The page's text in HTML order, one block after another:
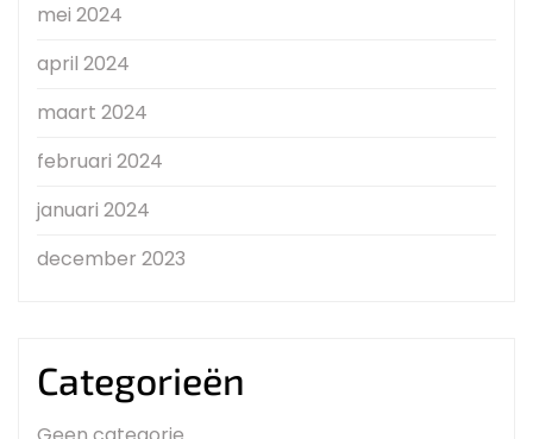
mei 2024
april 2024
maart 2024
februari 2024
januari 2024
december 2023
Categorieën